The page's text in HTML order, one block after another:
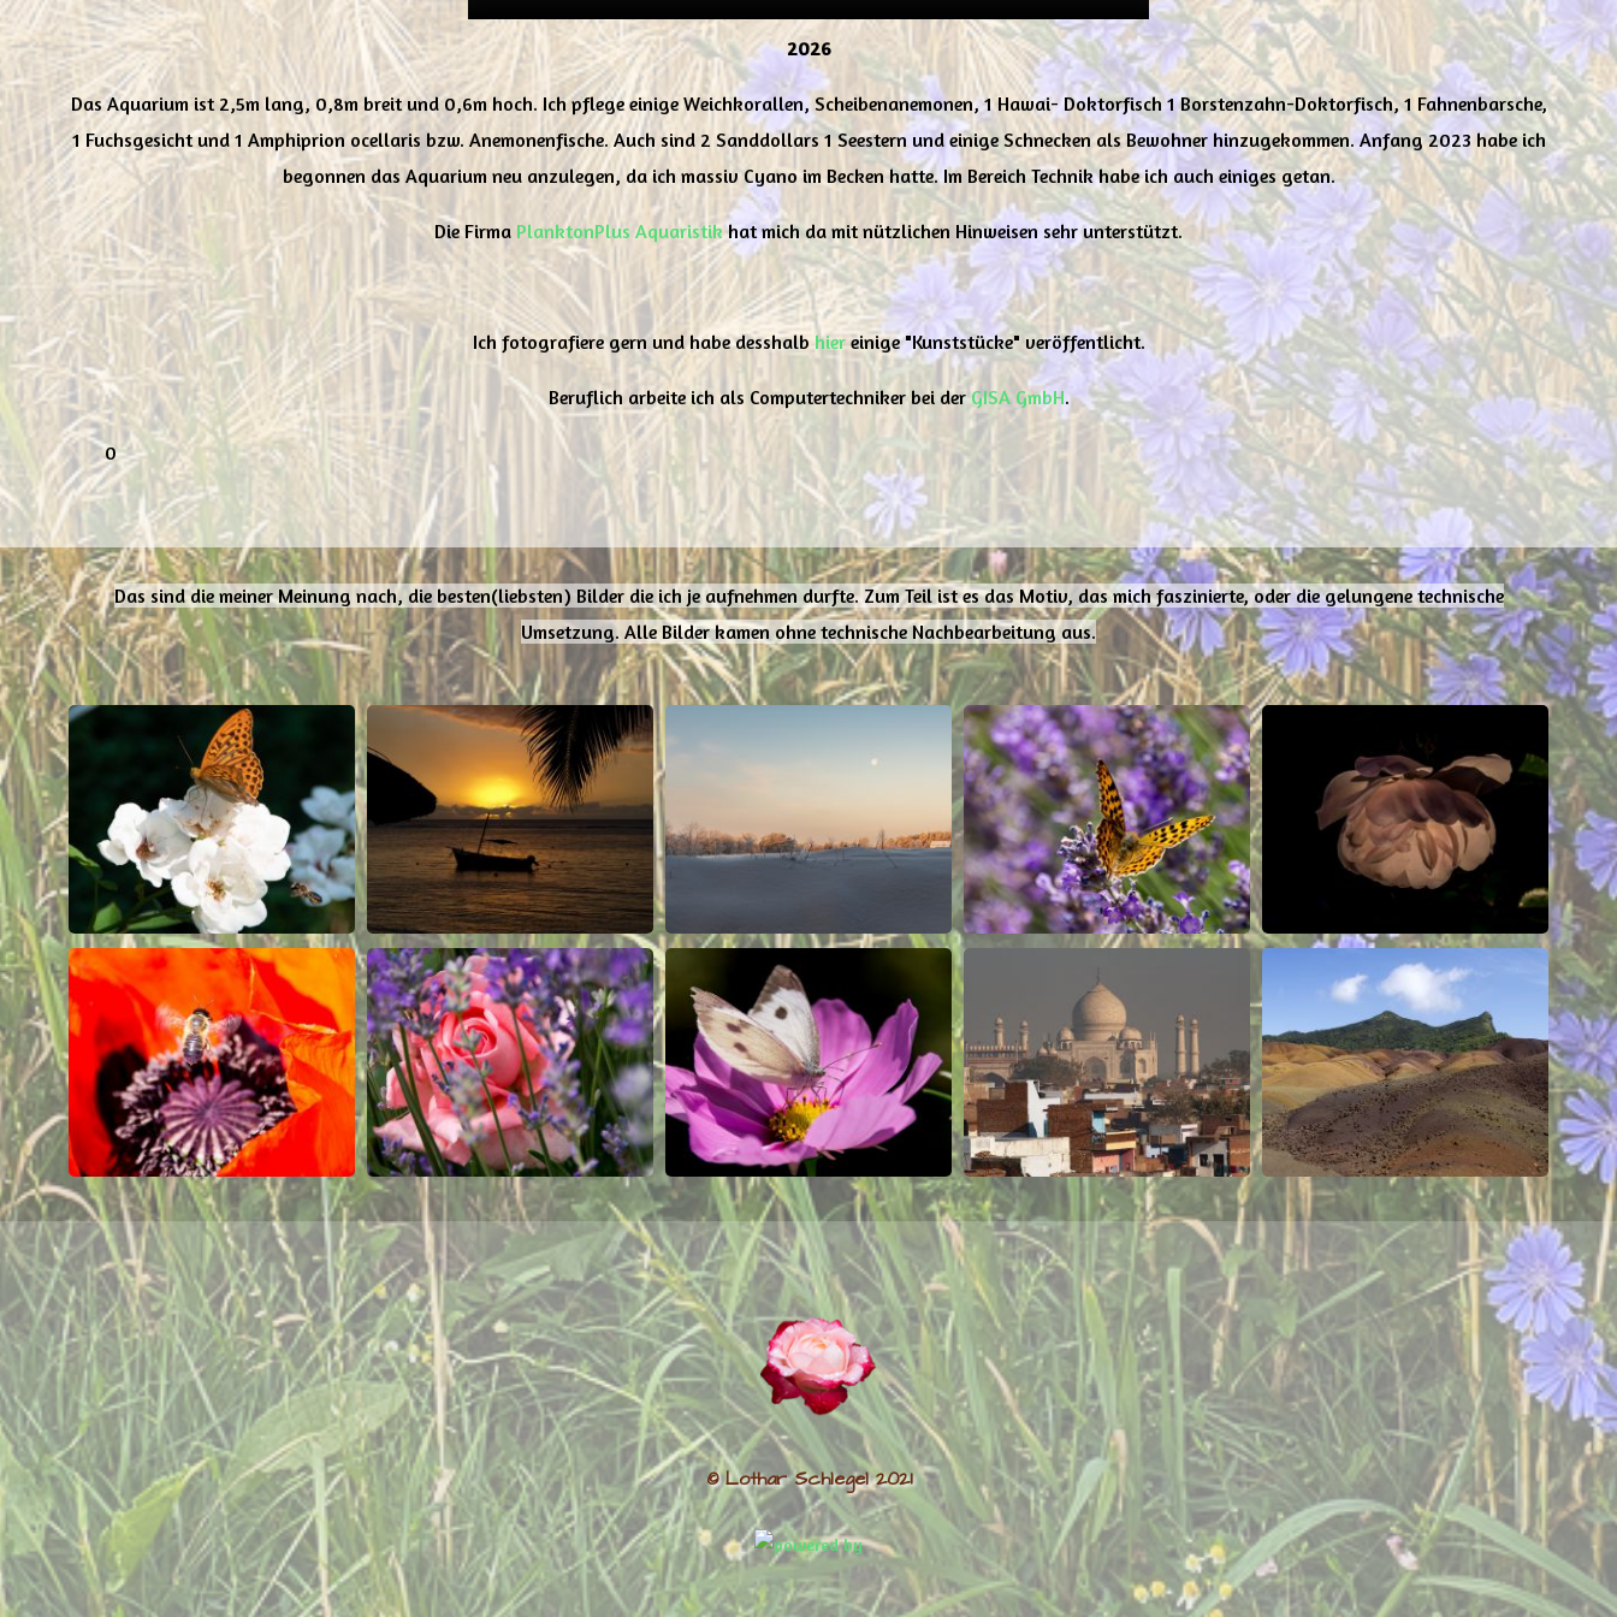
2026
Das Aquarium ist 2,5m lang, 0,8m breit und 0,6m hoch. Ich pflege einige Weichkorallen, Scheibenanemonen, 1 Hawai- Doktorfisch 1 Borstenzahn-Doktorfisch, 1 Fahnenbarsche,
1 Fuchsgesicht und 1 Amphiprion ocellaris bzw. Anemonenfische. Auch sind 2 Sanddollars 1 Seestern und einige Schnecken als Bewohner hinzugekommen. Anfang 2023 habe ich
begonnen das Aquarium neu anzulegen, da ich massiv Cyano im Becken hatte. Im Bereich Technik habe ich auch einiges getan.
Die Firma PlanktonPlus Aquaristikhat mich da mit nützlichen Hinweisen sehr unterstützt.
Ich fotografiere gern und habe desshalbhiereinige "Kunststücke" veröffentlicht.
Beruflich arbeite ich als Computertechniker bei derGISA GmbH.
0
Das sind die meiner Meinung nach, die besten(liebsten) Bilder die ich je aufnehmen durfte. Zum Teil ist es das Motiv, das mich faszinierte, oder die gelungene technische
Umsetzung. Alle Bilder kamen ohne technische Nachbearbeitung aus.
© Lothar Schlegel 2021